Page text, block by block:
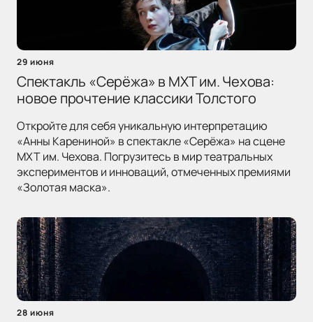
29 июня
Спектакль «Серёжа» в МХТ им. Чехова:
новое прочтение классики Толстого
Откройте для себя уникальную интерпретацию
«Анны Карениной» в спектакле «Серёжа» на сцене
МХТ им. Чехова. Погрузитесь в мир театральных
экспериментов и инноваций, отмеченных премиями
«Золотая маска».
28 июня